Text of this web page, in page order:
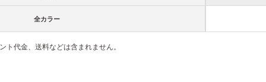
全カラー
代金、送料などは含まれません。